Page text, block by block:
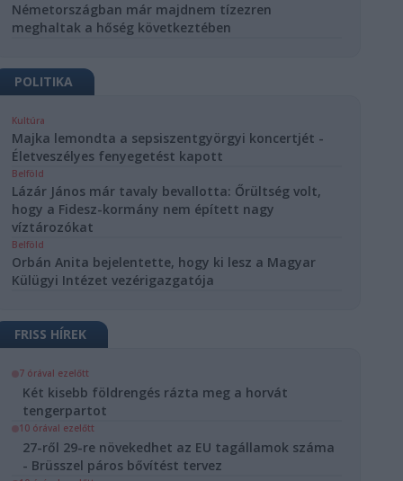
Németországban már majdnem tízezren
meghaltak a hőség következtében
POLITIKA
Kultúra
Majka lemondta a sepsiszentgyörgyi koncertjét -
Életveszélyes fenyegetést kapott
Belföld
Lázár János már tavaly bevallotta: Őrültség volt,
hogy a Fidesz-kormány nem épített nagy
víztározókat
Belföld
Orbán Anita bejelentette, hogy ki lesz a Magyar
Külügyi Intézet vezérigazgatója
FRISS HÍREK
7 órával ezelőtt
Két kisebb földrengés rázta meg a horvát
tengerpartot
10 órával ezelőtt
27-ről 29-re növekedhet az EU tagállamok száma
- Brüsszel páros bővítést tervez